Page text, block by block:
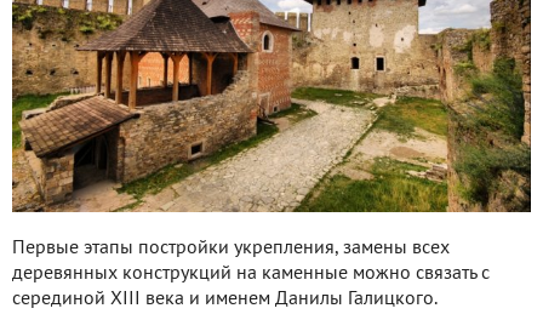
Первые этапы постройки укрепления, замены всех
деревянных конструкций на каменные можно связать с
серединой XIII века и именем Данилы Галицкого.